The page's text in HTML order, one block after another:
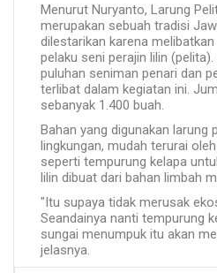
Menurut Nuryanto, Larung
merupakan sebuah tradisi
dilestarikan karena
pelaku seni perajin lilin
puluhan seniman penari dan
terlibat dalam kegiatan ini.
sebanyak 1.400 buah.
Bahan yang digunakan larung
lingkungan, mudah terurai
seperti tempurung kelapa
lilin dibuat dari bahan limbah
"Itu supaya tidak merusak
Seandainya nanti tempurung
sungai menumpuk itu akan
jelasnya.